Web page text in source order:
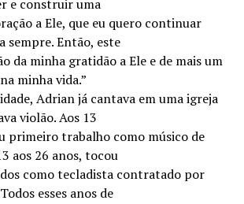
e construir uma
a Ele, que eu quero continuar
sempre. Então, este
da minha gratidão a Ele e de mais um
minha vida.”
Adrian já cantava em uma igreja
violão. Aos 13
primeiro trabalho como músico de
aos 26 anos, tocou
como tecladista contratado por
esses anos de